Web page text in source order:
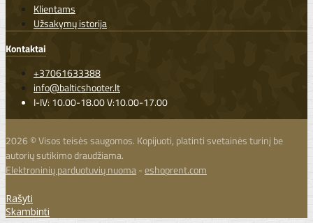
Klientams
Užsakymų istorija
Kontaktai
+37061633388
info@balticshooter.lt
I-IV: 10.00-18.00 V:10.00-17.00
2026 © Visos teisės saugomos. Kopijuoti, platinti svetainės turinį be
autorių sutikimo draudžiama.
Elektroninių parduotuvių nuoma-eshoprent.com
Rašyti
Skambinti